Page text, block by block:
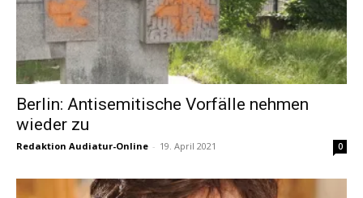
Berlin: Antisemitische Vorfälle nehmen
wieder zu
Redaktion Audiatur-Online - 19. April 2021 0